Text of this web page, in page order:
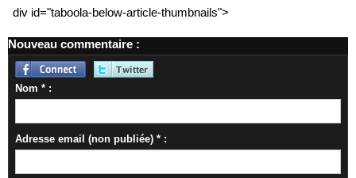
div id="taboola-below-article-thumbnails">
Nouveau commentaire :
Nom * :
Adresse email (non publiée) * :